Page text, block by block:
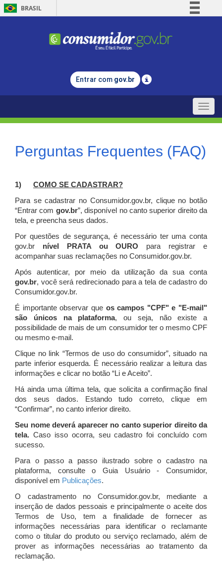
BRASIL
Comunica BR
Legislação
Entrar com gov.br
Toggle
Perguntas Frequentes (FAQ)
1) COMO SE CADASTRAR?
Para se cadastrar no Consumidor.gov.br, clique no botão
“Entrar com gov.br”, disponível no canto superior direito da
tela, e preencha seus dados.
Por questões de segurança, é necessário ter uma conta
gov.br nível PRATA ou OURO para registrar e
acompanhar suas reclamações no Consumidor.gov.br.
Após autenticar, por meio da utilização da sua conta
gov.br, você será redirecionado para a tela de cadastro do
Consumidor.gov.br.
É importante observar que os campos "CPF" e "E-mail"
são únicos na plataforma, ou seja, não existe a
possibilidade de mais de um consumidor ter o mesmo CPF
ou mesmo e-mail.
Clique no link “Termos de uso do consumidor”, situado na
parte inferior esquerda. É necessário realizar a leitura das
informações e clicar no botão “Li e Aceito”.
Há ainda uma última tela, que solicita a confirmação final
dos seus dados. Estando tudo correto, clique em
“Confirmar”, no canto inferior direito.
Seu nome deverá aparecer no canto superior direito da
tela. Caso isso ocorra, seu cadastro foi concluído com
sucesso.
Para o passo a passo ilustrado sobre o cadastro na
plataforma, consulte o Guia Usuário - Consumidor,
disponível em Publicações.
O cadastramento no Consumidor.gov.br, mediante a
inserção de dados pessoais e principalmente o aceite dos
Termos de Uso, tem a finalidade de fornecer as
informações necessárias para identificar o reclamante
como o titular do produto ou serviço reclamado, além de
prover as informações necessárias ao tratamento da
reclamação.